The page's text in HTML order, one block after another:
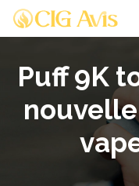
Puff 9K